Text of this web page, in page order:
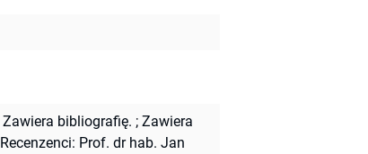
Zawiera bibliografię. ; Zawiera
Recenzenci: Prof. dr hab. Jan